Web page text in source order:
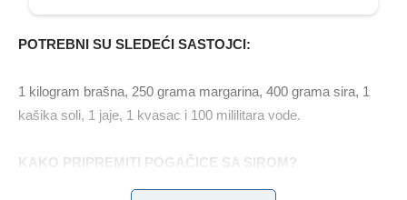
POTREBNI SU SLEDEĆI SASTOJCI:
1 kilogram brašna, 250 grama margarina, 400 grama sira, 1
kašika soli, 1 jaje, 1 kvasac i 100 mililitara vode.
KAKO PRIPREMITI POGAČICE SA SIROM?